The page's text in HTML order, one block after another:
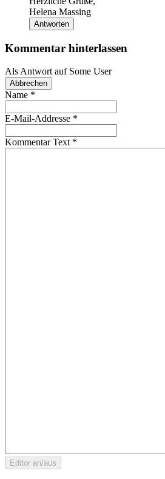
Helena Massing
Antworten
Kommentar hinterlassen
Als Antwort auf Some User
Abbrechen
Name *
E-Mail-Addresse *
Kommentar Text *
Editor an/aus